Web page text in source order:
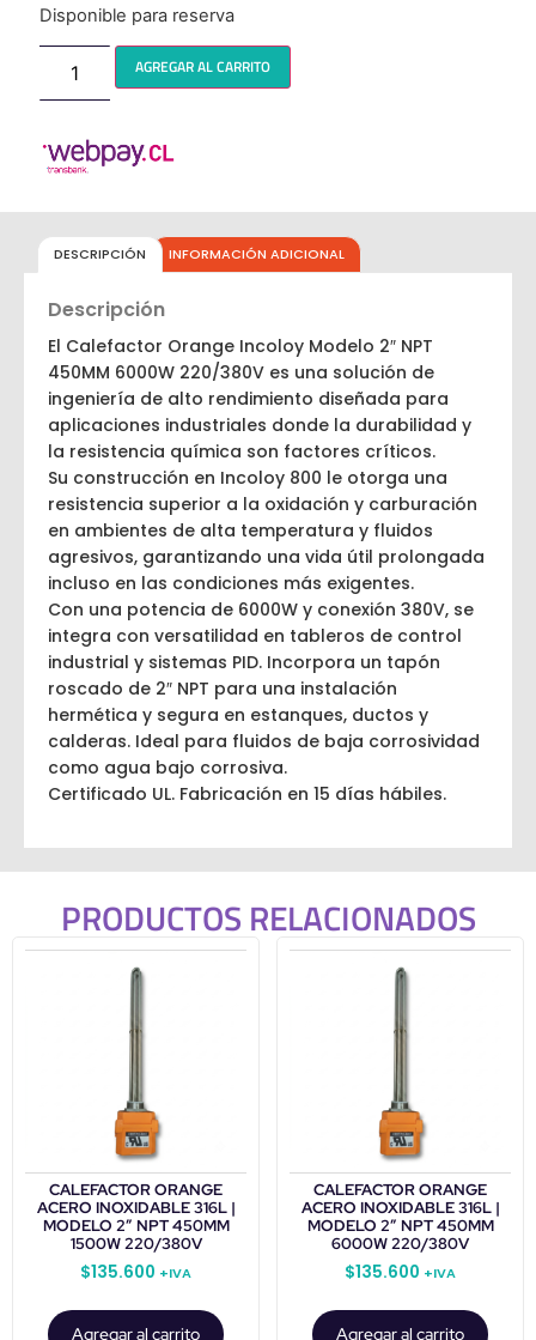
Disponible para reserva
AGREGAR AL CARRITO
DESCRIPCIÓN INFORMACIÓN ADICIONAL
Descripción
El Calefactor Orange Incoloy Modelo 2″ NPT
450MM 6000W 220/380V es una solución de
ingeniería de alto rendimiento diseñada para
aplicaciones industriales donde la durabilidad y
la resistencia química son factores críticos.
Su construcción en Incoloy 800 le otorga una
resistencia superior a la oxidación y carburación
en ambientes de alta temperatura y fluidos
agresivos, garantizando una vida útil prolongada
incluso en las condiciones más exigentes.
Con una potencia de 6000W y conexión 380V, se
integra con versatilidad en tableros de control
industrial y sistemas PID. Incorpora un tapón
roscado de 2″ NPT para una instalación
hermética y segura en estanques, ductos y
calderas. Ideal para fluidos de baja corrosividad
como agua bajo corrosiva.
Certificado UL. Fabricación en 15 días hábiles.
PRODUCTOS RELACIONADOS
CALEFACTOR ORANGE
ACERO INOXIDABLE 316L |
MODELO 2” NPT 450MM
1500W 220/380V
$135.600 +IVA
Agregar al carrito
CALEFACTOR ORANGE
ACERO INOXIDABLE 316L |
MODELO 2” NPT 450MM
6000W 220/380V
$135.600 +IVA
Agregar al carrito